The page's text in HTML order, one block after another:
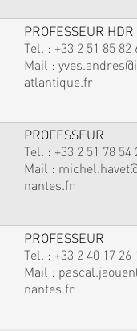
PROFESSEUR HDR
Tel. : +33 2 51 85 82
Mail :
atlantique.fr
PROFESSEUR
Tel. : +33 2 51 78 54
Mail :
nantes.fr
PROFESSEUR
Tel. : +33 2 40 17 26
Mail :
nantes.fr